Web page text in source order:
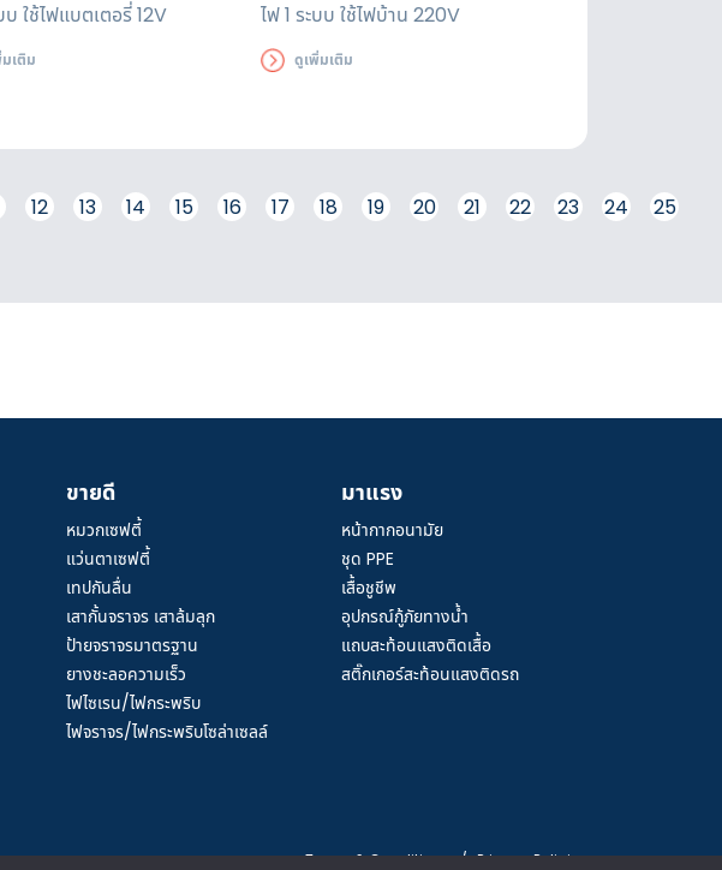
บ ใช้ไฟแบตเตอรี่ 12V
เติม
ไฟ 1 ระบบ ใช้ไฟบ้าน 220V
ดูเพิ่มเติม
12 13 14 15 16 17 18 19 20 21 22 23 24 25
ขายดี
หมวกเซฟตี้
แว่นตาเซฟตี้
เทปกันลื่น
เสากั้นจราจร เสาล้มลุก
ป้ายจราจรมาตรฐาน
ยางชะลอความเร็ว
ไฟไซเรน/ไฟกระพริบ
ไฟจราจร/ไฟกระพริบโซล่าเซลล์
มาแรง
หน้ากากอนามัย
ชุด PPE
เสื้อชูชีพ
อุปกรณ์กู้ภัยทางน้ำ
แถบสะท้อนแสงติดเสื้อ
สติ๊กเกอร์สะท้อนแสงติดรถ
Terms & Conditions / Privacy Policies